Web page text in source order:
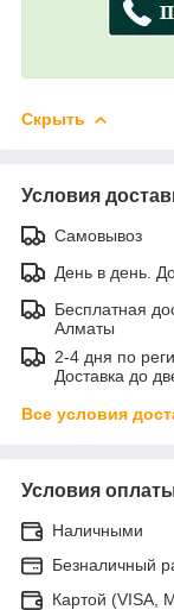
Скрыть
Условия
Самовывоз
День в день.
Бесплатная
Алматы
2-4 дня по
Доставка до
Все условия
Условия
Наличными
Безналичный
Картой (VISA,